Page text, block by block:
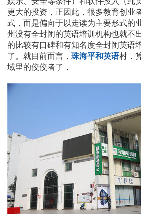
更大的投资，正因此，很多教育创业
式，而是偏向于以走读为主要形式的
州没有全封闭的英语培训机构也就不
的比较有口碑和有知名度全封闭英语
了。就目前而言， 珠海平和英语村，
域里的佼佼者了，